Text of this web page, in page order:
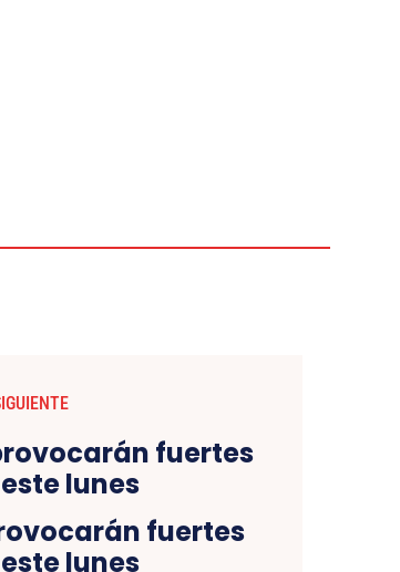
fuertes
lunes